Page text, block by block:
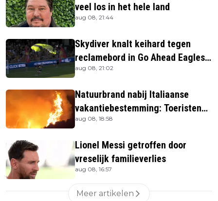
veel los in het hele land
aug 08, 21:44
Skydiver knalt keihard tegen
reclamebord in Go Ahead Eagles-
stadion
aug 08, 21:02
Natuurbrand nabij Italiaanse
vakantiebestemming: Toeristen
uit verblijven gehaald
aug 08, 18:58
Lionel Messi getroffen door
vreselijk familieverlies
aug 08, 16:57
Meer artikelen